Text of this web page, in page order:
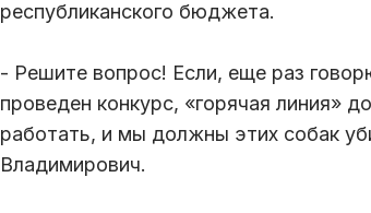
республиканского бюджета.
- Решите вопрос! Если, еще раз
проведен конкурс, «горячая линия»
работать, и мы должны этих собак
Владимирович.